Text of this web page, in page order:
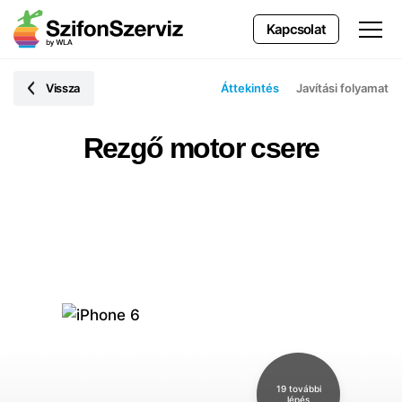
Kapcsolat
Vissza Áttekintés Javítási folyamat
Rezgő motor csere
19 további
lépés